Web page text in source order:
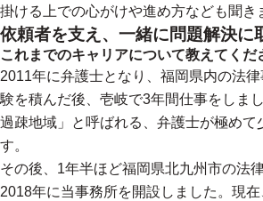
掛ける上での心がけや進め方なども聞き
依頼者を支え、一緒に問題解決に
これまでのキャリアについて教えてくだ
2011年に弁護士となり、福岡県内の法
験を積んだ後、壱岐で3年間仕事をしま
過疎地域」と呼ばれる、弁護士が極めて
す。
その後、1年半ほど福岡県北九州市の法
2018年に当事務所を開設しました。現